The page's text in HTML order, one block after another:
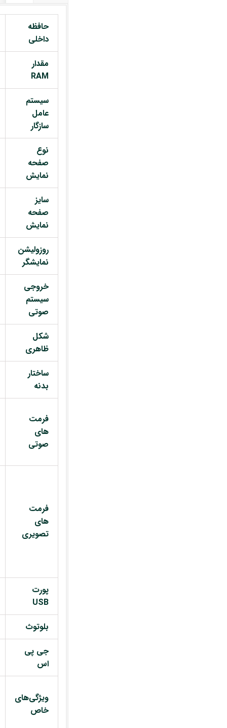
حافظه
داخلی
مقدار
RAM
سیستم
عامل
سازگار
نوع
صفحه
نمایش
سایز
صفحه
نمایش
روزولیشن
نمایشگر
خروجی
سیستم
صوتی
شکل
ظاهری
ساختار
بدنه
فرمت
های
صوتی
فرمت
های
تصویری
پورت
USB
بلوتوث
جی پی
اس
ویژگی‌های
خاص